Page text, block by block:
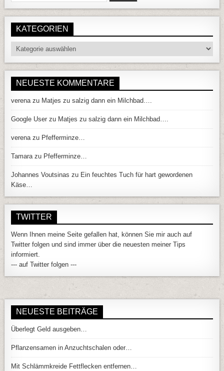
KATEGORIEN
Kategorien
NEUESTE KOMMENTARE
verenazu Matjes zu salzig dann ein Milchbad….
Google User zu Matjes zu salzig dann ein Milchbad….
verenazu Pfefferminze…
Tamarazu Pfefferminze…
Johannes Voutsinas zu Ein feuchtes Tuch für hart gewordenen
Käse…
TWITTER
Wenn Ihnen meine Seite gefallen hat, können Sie mir auch auf
Twitter folgen und sind immer über die neuesten meiner Tips
informiert.
--- auf Twitter folgen ---
NEUESTE BEITRÄGE
Überlegt Geld ausgeben…
Pflanzensamen in Anzuchtschalen oder…
Mit Schlämmkreide Fettflecken entfernen…